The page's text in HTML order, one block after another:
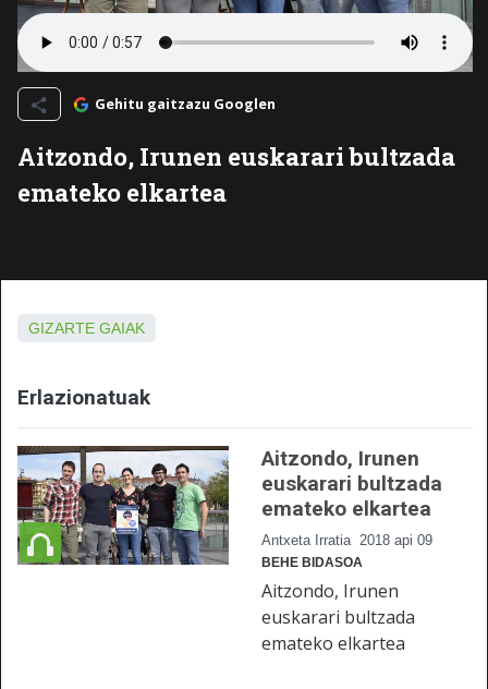
Gehitu gaitzazu Googlen
Aitzondo, Irunen euskarari bultzada
emateko elkartea
GIZARTE GAIAK
Erlazionatuak
Aitzondo, Irunen
euskarari bultzada
emateko elkartea
Antxeta Irratia 2018 api 09
BEHE BIDASOA
Aitzondo, Irunen
euskarari bultzada
emateko elkartea